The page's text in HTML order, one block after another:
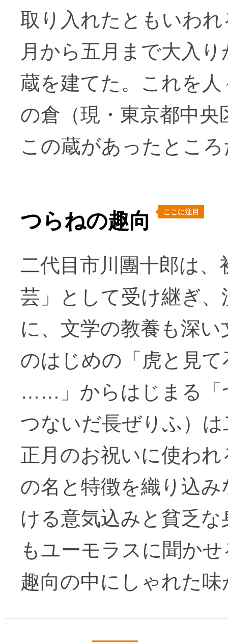
取り入れたともいわ
月から五月まで大入
蔵を建てた。これを
の倉（現・東京都中
この蔵があったとこ
つらねの趣向 ここに注目
二代目市川團十郎は
芸」として受け継ぎ
に、文学の教養も深
のはじめの「虎と見
……」からはじまる「
つないだ長ぜりふ）
正月のお祝いに使わ
の名と特徴を織り込
ける意気込みと貧乏
もユーモラスに聞か
趣向の中にしゃれた